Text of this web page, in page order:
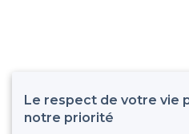
Le respect de votre vie
notre priorité